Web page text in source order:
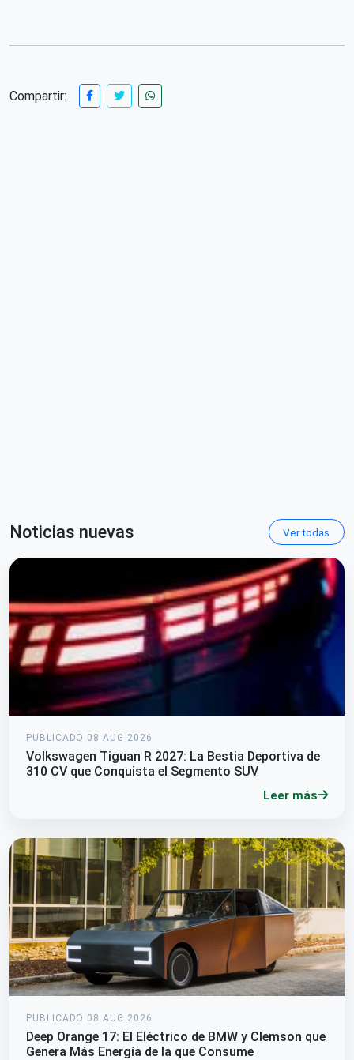
Compartir:
Noticias nuevas Ver todas
PUBLICADO 08 AUG 2026
Volkswagen Tiguan R 2027: La Bestia Deportiva de
310 CV que Conquista el Segmento SUV
Leer más
PUBLICADO 08 AUG 2026
Deep Orange 17: El Eléctrico de BMW y Clemson que
Genera Más Energía de la que Consume